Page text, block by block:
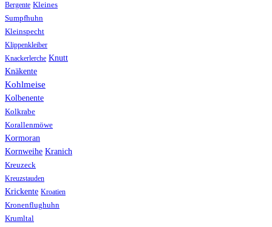
Bergente Kleines
Sumpfhuhn
Kleinspecht
Klippenkleiber
Knackerlerche Knutt
Knäkente
Kohlmeise
Kolbenente
Kolkrabe
Korallenmöwe
Kormoran
Kornweihe Kranich
Kreuzeck
Kreuzstauden
Krickente Kroatien
Kronenflughuhn
Krumltal